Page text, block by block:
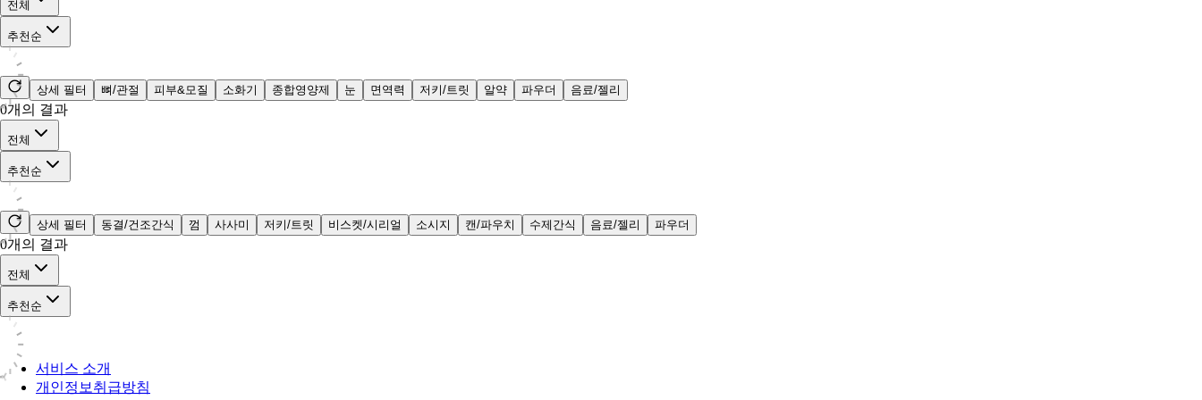
전체
추천순
상세 필터 뼈/관절 피부&모질 소화기 종합영양제 눈 면역력 저키/트릿 알약 파우더 음료/젤리
0개의 결과
전체
추천순
상세 필터 동결/건조간식 껌 사사미 저키/트릿 비스켓/시리얼 소시지 캔/파우치 수제간식 음료/젤리 파우더
0개의 결과
전체
추천순
서비스 소개
개인정보취급방침